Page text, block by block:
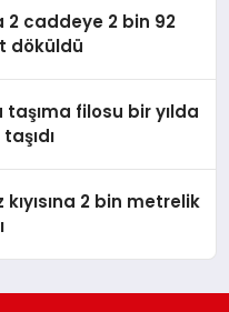
2 caddeye 2 bin 92
döküldü
taşıma filosu bir yılda
kıyısına 2 bin metrelik